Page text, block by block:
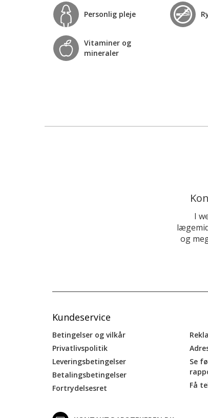
Personlig pleje
Vitaminer og
mineraler
I
og
Kundeservice
Betingelser og vilkår
Privatlivspolitik
Leveringsbetingelser
Betalingsbetingelser
Fortrydelsesret
Se
Få